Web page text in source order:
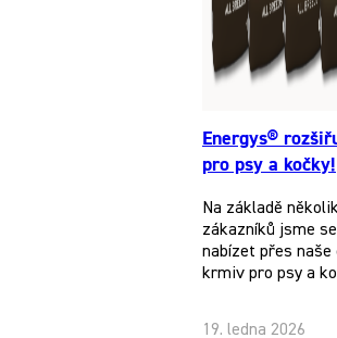
Energys®
pro psy a kočky!
Na základě
zákazníků jsme
nabízet přes
krmiv pro psy a
19. ledna 2026